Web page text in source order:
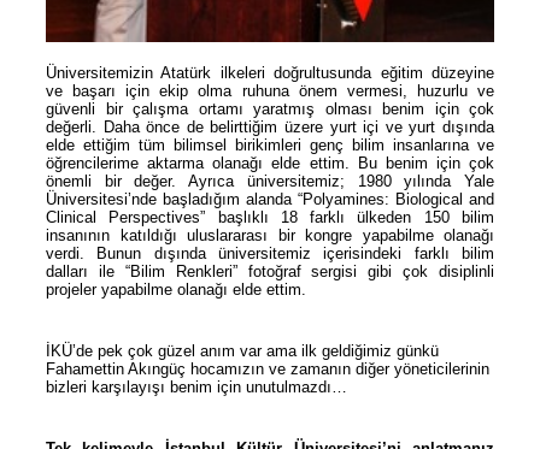
Üniversitemizin Atatürk ilkeleri doğrultusunda eğitim düzeyine
ve başarı için ekip olma ruhuna önem vermesi, huzurlu ve
güvenli bir çalışma ortamı yaratmış olması benim için çok
değerli. Daha önce de belirttiğim üzere yurt içi ve yurt dışında
elde ettiğim tüm bilimsel birikimleri genç bilim insanlarına ve
öğrencilerime aktarma olanağı elde ettim. Bu benim için çok
önemli bir değer. Ayrıca üniversitemiz; 1980 yılında Yale
Üniversitesi’nde başladığım alanda “Polyamines: Biological and
Clinical Perspectives” başlıklı 18 farklı ülkeden 150 bilim
insanının katıldığı uluslararası bir kongre yapabilme olanağı
verdi. Bunun dışında üniversitemiz içerisindeki farklı bilim
dalları ile “Bilim Renkleri” fotoğraf sergisi gibi çok disiplinli
projeler yapabilme olanağı elde ettim.
İKÜ’de pek çok güzel anım var ama ilk geldiğimiz günkü
Fahamettin Akıngüç hocamızın ve zamanın diğer yöneticilerinin
bizleri karşılayışı benim için unutulmazdı…